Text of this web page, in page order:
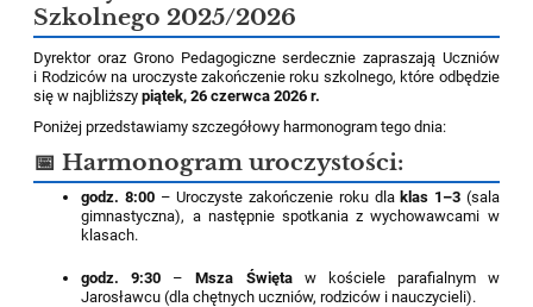
Szkolnego 2025/2026
Dyrektor oraz Grono Pedagogiczne serdecznie zapraszają Uczniów
i Rodziców na uroczyste zakończenie roku szkolnego, które odbędzie
się w najbliższypiątek, 26 czerwca 2026 r.
Poniżej przedstawiamy szczegółowy harmonogram tego dnia:
📅 Harmonogram uroczystości:
godz. 8:00 – Uroczyste zakończenie roku dlaklas 1–3 (sala
gimnastyczna), a następnie spotkania z wychowawcami w
klasach.
godz. 9:30 –Msza Świętaw kościele parafialnym w
Jarosławcu (dla chętnych uczniów, rodziców i nauczycieli).